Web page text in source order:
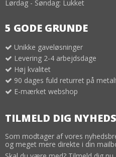
Lørdag - Søndag: Lukket
5 GODE GRUNDE
Unikke gaveløsninger
Levering 2-4 arbejdsdage
Høj kvalitet
90 dages fuld returret på
E-mærket webshop
TILMELD DIG
Som modtager af vores
og meget mere direkte i din